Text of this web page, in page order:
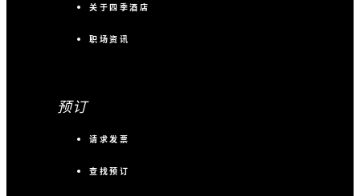
关于四季酒店
职场资讯
预订
请求发票
查找预订